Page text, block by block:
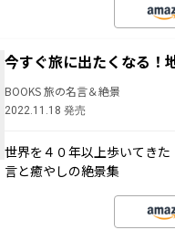
今すぐ旅に出たくなる！
BOOKS 旅の名言＆絶景
2022.11.18 発売
世界を４０年以上歩いてき
言と癒やしの絶景集